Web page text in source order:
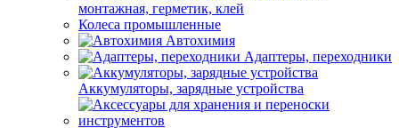
монтажная, герметик, клей
Колеса промышленные
Автохимия
Адаптеры, переходники
Аккумуляторы, зарядные устройства